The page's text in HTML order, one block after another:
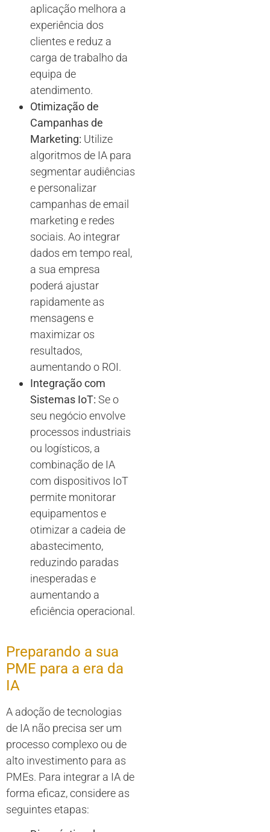
aplicação melhora a
experiência dos
clientes e reduz a
carga de trabalho da
equipa de
atendimento.
Otimização de
Campanhas de
Marketing: Utilize
algoritmos de IA para
segmentar audiências
e personalizar
campanhas de email
marketing e redes
sociais. Ao integrar
dados em tempo real,
a sua empresa
poderá ajustar
rapidamente as
mensagens e
maximizar os
resultados,
aumentando o ROI.
Integração com
Sistemas IoT: Se o
seu negócio envolve
processos industriais
ou logísticos, a
combinação de IA
com dispositivos IoT
permite monitorar
equipamentos e
otimizar a cadeia de
abastecimento,
reduzindo paradas
inesperadas e
aumentando a
eficiência operacional.
Preparando a sua
PME para a era da
IA
A adoção de tecnologias
de IA não precisa ser um
processo complexo ou de
alto investimento para as
PMEs. Para integrar a IA de
forma eficaz, considere as
seguintes etapas: